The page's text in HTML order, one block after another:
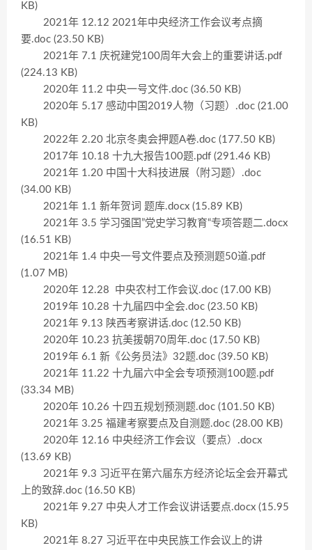
KB)
2021年 12.12 2021年中央经济工作会议考点摘
要.doc (23.50 KB)
2021年 7.1 庆祝建党100周年大会上的重要讲话.pdf
(224.13 KB)
2020年 11.2 中央一号文件.doc (36.50 KB)
2020年 5.17 感动中国2019人物（习题）.doc (21.00
KB)
2022年 2.20 北京冬奥会押题A卷.doc (177.50 KB)
2017年 10.18 十九大报告100题.pdf (291.46 KB)
2021年 1.20 中国十大科技进展（附习题）.doc
(34.00 KB)
2021年 1.1 新年贺词 题库.docx (15.89 KB)
2021年 3.5 学习强国”党史学习教育“专项答题二.docx
(16.51 KB)
2021年 1.4 中央一号文件要点及预测题50道.pdf
(1.07 MB)
2020年 12.28 中央农村工作会议.doc (17.00 KB)
2019年 10.28 十九届四中全会.doc (23.50 KB)
2021年 9.13 陕西考察讲话.doc (12.50 KB)
2020年 10.23 抗美援朝70周年.doc (17.50 KB)
2019年 6.1 新《公务员法》32题.doc (39.50 KB)
2021年 11.22 十九届六中全会专项预测100题.pdf
(33.34 MB)
2020年 10.26 十四五规划预测题.doc (101.50 KB)
2021年 3.25 福建考察要点及自测题.doc (28.00 KB)
2020年 12.16 中央经济工作会议（要点）.docx
(13.69 KB)
2021年 9.3 习近平在第六届东方经济论坛全会开幕式
上的致辞.doc (16.50 KB)
2021年 9.27 中央人才工作会议讲话要点.docx (15.95
KB)
2021年 8.27 习近平在中央民族工作会议上的讲